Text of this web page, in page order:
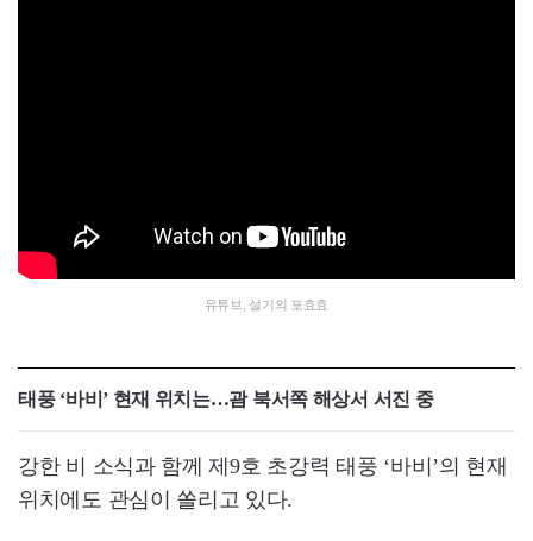
유튜브, 설기의 포효효
태풍 ‘바비’ 현재 위치는…괌 북서쪽 해상서 서진 중
강한 비 소식과 함께 제9호 초강력 태풍 ‘바비’의 현재
위치에도 관심이 쏠리고 있다.